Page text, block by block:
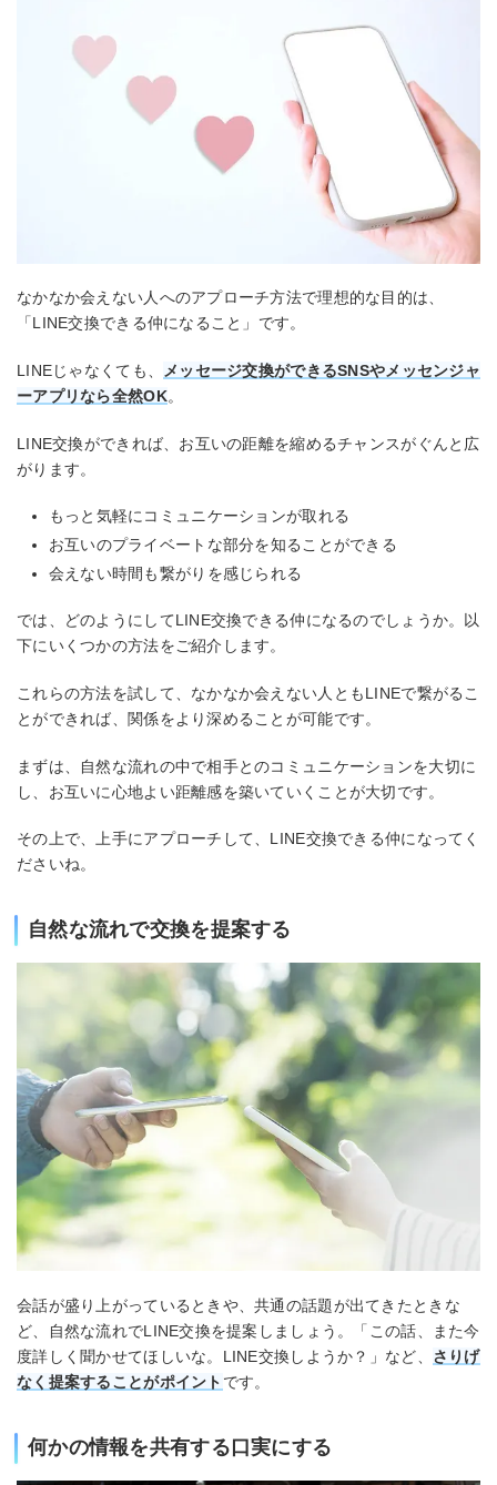
なかなか会えない人へのアプローチ方法で理想的な目的は、
「LINE交換できる仲になること」です。
LINEじゃなくても、
メッセージ交換ができるSNSやメッセンジャ
ーアプリなら全然OK。
LINE交換ができれば、お互いの距離を縮めるチャンスがぐんと広
がります。
もっと気軽にコミュニケーションが取れる
お互いのプライベートな部分を知ることができる
会えない時間も繋がりを感じられる
では、どのようにしてLINE交換できる仲になるのでしょうか。以
下にいくつかの方法をご紹介します。
これらの方法を試して、なかなか会えない人ともLINEで繋がるこ
とができれば、関係をより深めることが可能です。
まずは、自然な流れの中で相手とのコミュニケーションを大切に
し、お互いに心地よい距離感を築いていくことが大切です。
その上で、上手にアプローチして、LINE交換できる仲になってく
ださいね。
自然な流れで交換を提案する
会話が盛り上がっているときや、共通の話題が出てきたときな
ど、自然な流れでLINE交換を提案しましょう。「この話、また今
度詳しく聞かせてほしいな。LINE交換しようか？」など、 さりげ
なく提案することがポイント です。
何かの情報を共有する口実にする